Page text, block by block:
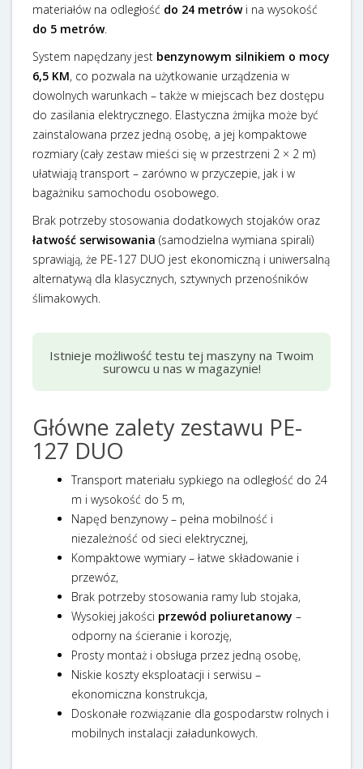
materiałów na odległość do 24 metrówi na wysokość
do 5 metrów.
System napędzany jest benzynowym silnikiem o mocy
6,5 KM, co pozwala na użytkowanie urządzenia w
dowolnych warunkach – także w miejscach bez dostępu
do zasilania elektrycznego. Elastyczna żmijka może być
zainstalowana przez jedną osobę, a jej kompaktowe
rozmiary (cały zestaw mieści się w przestrzeni 2 × 2 m)
ułatwiają transport – zarówno w przyczepie, jak i w
bagażniku samochodu osobowego.
Brak potrzeby stosowania dodatkowych stojaków oraz
łatwość serwisowania (samodzielna wymiana spirali)
sprawiąją, że PE-127 DUO jest ekonomiczną i uniwersalną
alternatywą dla klasycznych, sztywnych przenośników
ślimakowych.
Istnieje możliwość testu tej maszyny na Twoim
surowcu u nas w magazynie!
Główne zalety zestawu PE-
127 DUO
Transport materiału sypkiego na odległość do 24
m i wysokość do 5 m,
Napęd benzynowy – pełna mobilność i
niezależność od sieci elektrycznej,
Kompaktowe wymiary – łatwe składowanie i
przewóz,
Brak potrzeby stosowania ramy lub stojaka,
Wysokiej jakości przewód poliuretanowy –
odporny na ścieranie i korozję,
Prosty montaż i obsługa przez jedną osobę,
Niskie koszty eksploatacji i serwisu –
ekonomiczna konstrukcja,
Doskonałe rozwiązanie dla gospodarstw rolnych i
mobilnych instalacji załadunkowych.